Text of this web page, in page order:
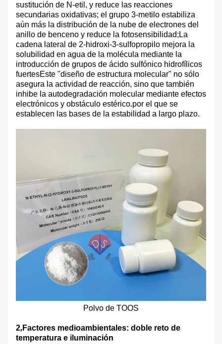
sustitución de N-etil, y reduce las reacciones
secundarias oxidativas; el grupo 3-metilo estabiliza
aún más la distribución de la nube de electrones del
anillo de benceno y reduce la fotosensibilidad;La
cadena lateral de 2-hidroxi-3-sulfopropilo mejora la
solubilidad en agua de la molécula mediante la
introducción de grupos de ácido sulfónico hidrofílicos
fuertesEste "diseño de estructura molecular" no sólo
asegura la actividad de reacción, sino que también
inhibe la autodegradación molecular mediante efectos
electrónicos y obstáculo estérico.por el que se
establecen las bases de la estabilidad a largo plazo.
Polvo de TOOS
2,Factores medioambientales: doble reto de
temperatura e iluminación